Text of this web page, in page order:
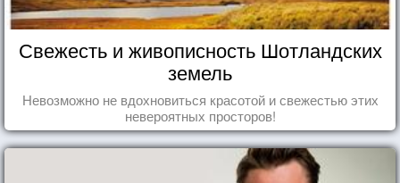
Свежесть и живописность Шотландских
земель
Невозможно не вдохновиться красотой и свежестью этих
невероятных просторов!